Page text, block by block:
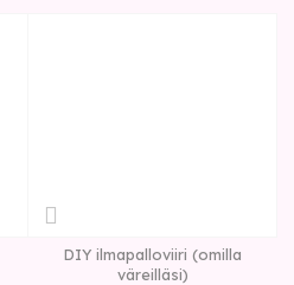
DIY ilmapalloviiri (omilla
väreilläsi)